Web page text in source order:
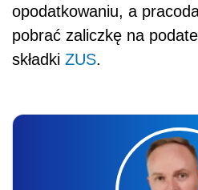
opodatkowaniu, a
pobrać zaliczkę na
składki ZUS.